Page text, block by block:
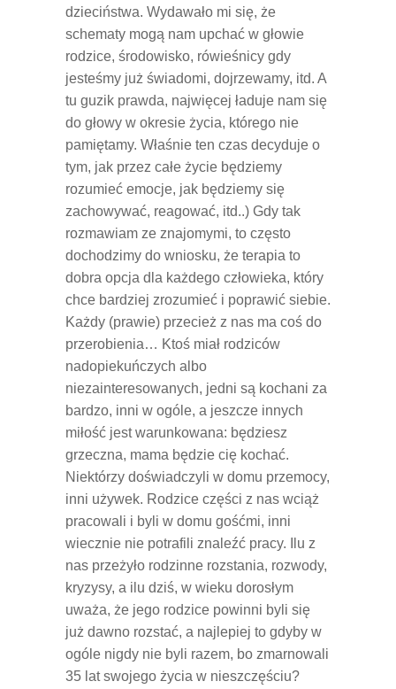
dzieciństwa. Wydawało mi się, że
schematy mogą nam upchać w głowie
rodzice, środowisko, rówieśnicy gdy
jesteśmy już świadomi, dojrzewamy, itd. A
tu guzik prawda, najwięcej ładuje nam się
do głowy w okresie życia, którego nie
pamiętamy. Właśnie ten czas decyduje o
tym, jak przez całe życie będziemy
rozumieć emocje, jak będziemy się
zachowywać, reagować, itd..) Gdy tak
rozmawiam ze znajomymi, to często
dochodzimy do wniosku, że terapia to
dobra opcja dla każdego człowieka, który
chce bardziej zrozumieć i poprawić siebie.
Każdy (prawie) przecież z nas ma coś do
przerobienia… Ktoś miał rodziców
nadopiekuńczych albo
niezainteresowanych, jedni są kochani za
bardzo, inni w ogóle, a jeszcze innych
miłość jest warunkowana: będziesz
grzeczna, mama będzie cię kochać.
Niektórzy doświadczyli w domu przemocy,
inni używek. Rodzice części z nas wciąż
pracowali i byli w domu gośćmi, inni
wiecznie nie potrafili znaleźć pracy. Ilu z
nas przeżyło rodzinne rozstania, rozwody,
kryzysy, a ilu dziś, w wieku dorosłym
uważa, że jego rodzice powinni byli się
już dawno rozstać, a najlepiej to gdyby w
ogóle nigdy nie byli razem, bo zmarnowali
35 lat swojego życia w nieszczęściu?